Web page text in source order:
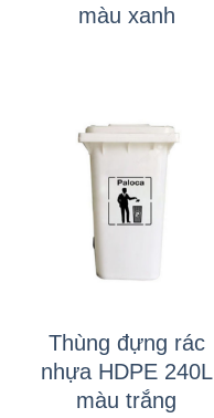
màu xanh
Thùng đựng rác
nhựa HDPE 240L
màu trắng